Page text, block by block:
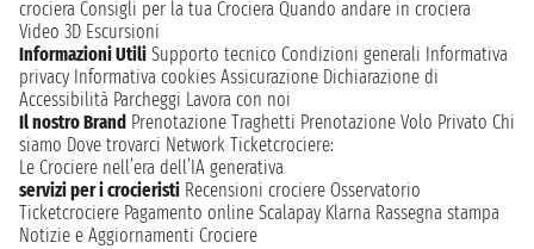
crociera Consigli per la tua Crociera Quando andare in crociera
Video 3D Escursioni
Informazioni Utili Supporto tecnico Condizioni generali Informativa
privacy Informativa cookies Assicurazione Dichiarazione di
Accessibilità Parcheggi Lavora con noi
Il nostro Brand Prenotazione Traghetti Prenotazione Volo Privato Chi
siamo Dove trovarci Network Ticketcrociere:
Le Crociere nell’era dell’IA generativa
servizi per i crocieristi Recensioni crociere Osservatorio
Ticketcrociere Pagamento online Scalapay Klarna Rassegna stampa
Notizie e Aggiornamenti Crociere